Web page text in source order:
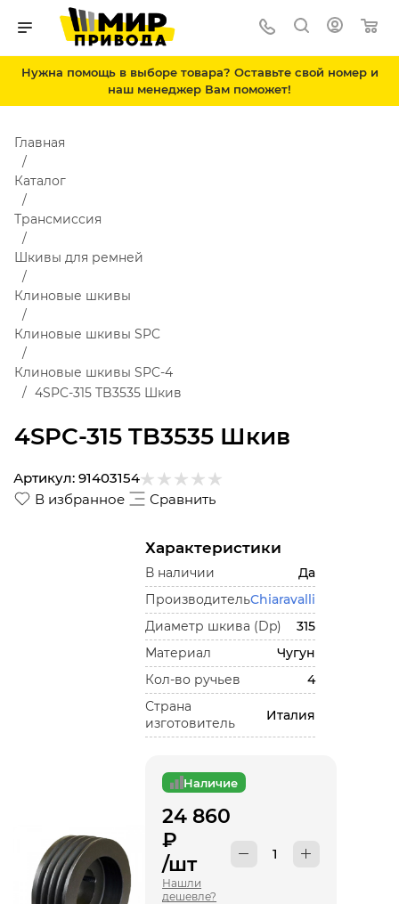
Нужна помощь в выборе товара? Оставьте свой номер и
наш менеджер Вам поможет!
4SPC-315 TB3535 Шкив
Главная
Каталог
Трансмиссия
Шкивы для ремней
Клиновые шкивы
Клиновые шкивы SPC
Клиновые шкивы SPC-4
4SPC-315 TB3535 Шкив
В избранное Сравнить
Артикул: 91403154
Характеристики
В наличии
Да
ПроизводительChiaravalli
Диаметр шкива (Dp)
315
Материал
Чугун
Кол-во ручьев
4
Страна
изготовитель
Италия
Наличие
24 860
₽
/шт
Нашли
дешевле?